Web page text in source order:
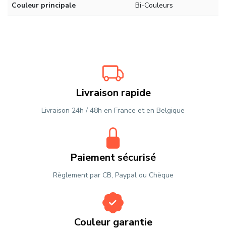
Couleur principale Bi-Couleurs
Livraison rapide
Livraison 24h / 48h en France et en Belgique
Paiement sécurisé
Règlement par CB, Paypal ou Chèque
Couleur garantie